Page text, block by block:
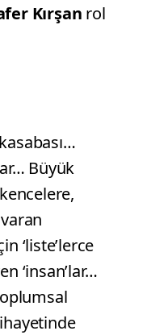
Kırşan rol
Büyük
‘liste’lerce
‘insan’lar…